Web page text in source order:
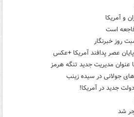
و آمریکا
است
روز خبرنگار
عنوان مدیریت جدید تنگه هرمز
جولانی در سیده زینب
جدید در آمریکا!
شد